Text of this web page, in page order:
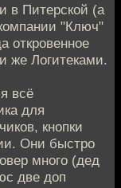
в Питерской (а
"Ключ"
откровенное
же Логитеками.
всё
для
кнопки
Они быстро
много (дед
две доп